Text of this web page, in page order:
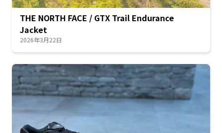
THE NORTH FACE / GTX Trail Endurance
Jacket
2026年3月22日